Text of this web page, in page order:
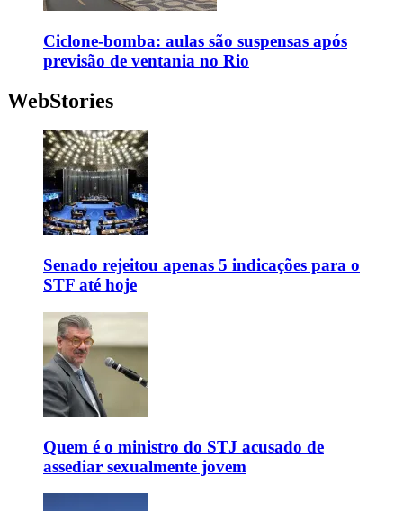
Ciclone-bomba: aulas são suspensas após
previsão de ventania no Rio
WebStories
Senado rejeitou apenas 5 indicações para o
STF até hoje
Quem é o ministro do STJ acusado de
assediar sexualmente jovem